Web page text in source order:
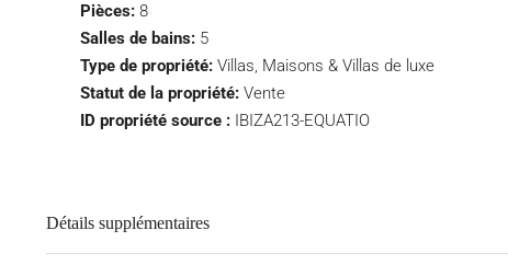
Pièces: 8
Salles de bains: 5
Type de propriété: Villas, Maisons & Villas de luxe
Statut de la propriété: Vente
ID propriété source : IBIZA213-EQUATIO
Détails supplémentaires